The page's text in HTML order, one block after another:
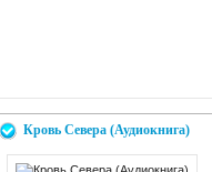
Кровь Севера (Аудиокнига)